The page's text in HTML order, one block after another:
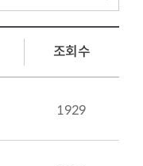
조회수
1929